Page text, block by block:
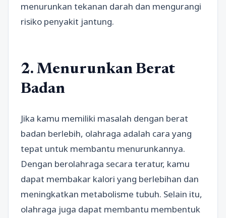
menurunkan tekanan darah dan mengurangi
risiko penyakit jantung.
2. Menurunkan Berat
Badan
Jika kamu memiliki masalah dengan berat
badan berlebih, olahraga adalah cara yang
tepat untuk membantu menurunkannya.
Dengan berolahraga secara teratur, kamu
dapat membakar kalori yang berlebihan dan
meningkatkan metabolisme tubuh. Selain itu,
olahraga juga dapat membantu membentuk